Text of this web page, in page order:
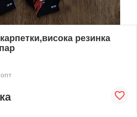
резинка